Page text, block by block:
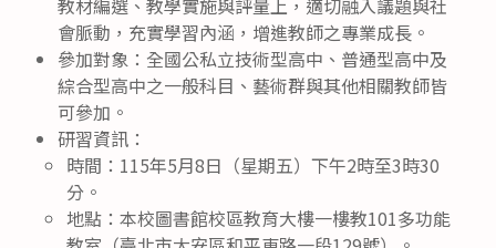
教材編選、教學實施與評量上，適切融入議題與社
會脈動，充實學習內涵，增進教師之專業成長。
參加對象：全國公私立技術型高中、普通型高中及
綜合型高中之一般科目、藝術群與其他相關教師皆
可參加。
研習資訊：
時間：115年5月8日（星期五）下午2時至3時30
分。
地點：本校圖書館校區教育大樓一樓教101多功能